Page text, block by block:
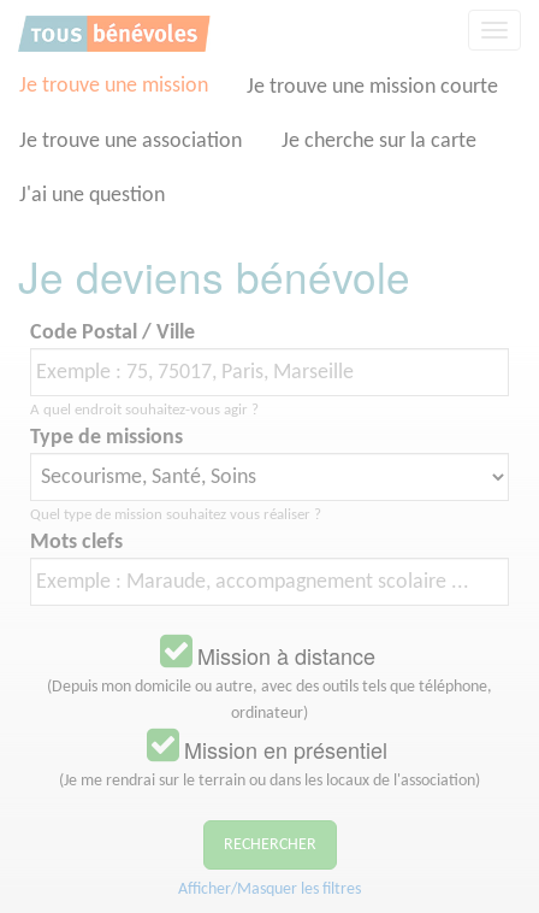
Je trouve une mission Je trouve une mission courte
Je trouve une association Je cherche sur la carte
J'ai une question
Je deviens bénévole
Code Postal / Ville
A quel endroit souhaitez-vous agir ?
Type de missions
Quel type de mission souhaitez vous réaliser ?
Mots clefs
Mission à distance
(Depuis mon domicile ou autre, avec des outils tels que téléphone,
ordinateur)
Mission en présentiel
(Je me rendrai sur le terrain ou dans les locaux de l'association)
RECHERCHER
Afficher/Masquer les filtres
Panneau de gestion des cookies